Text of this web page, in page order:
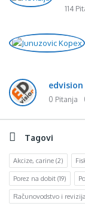
114
edvision
0 Pitanja
Tagovi
Akcize, carine (2)
Porez na dobit (19)
Računovodstvo i revizija